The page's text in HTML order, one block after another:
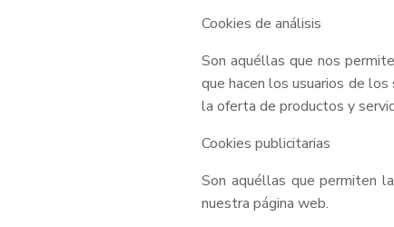
Cookies de análisis
Son aquéllas que nos
que hacen los usuarios de
la oferta de productos y
Cookies publicitarias
Son aquéllas que permiten
nuestra página web.